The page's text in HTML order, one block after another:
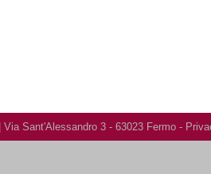
| Via Sant'Alessandro 3 - 63023 Fermo -